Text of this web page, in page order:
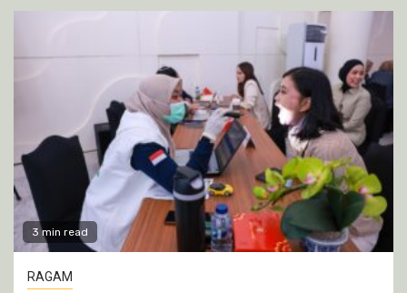
3 min read
RAGAM